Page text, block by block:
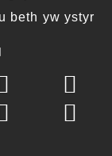
beth yw ystyr